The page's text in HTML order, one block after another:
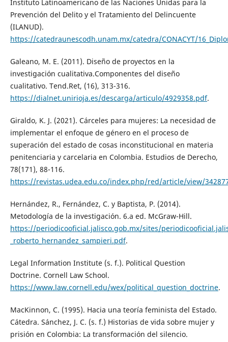
Instituto Latinoamericano de las Naciones Unidas para la
Prevención del Delito y el Tratamiento del Delincuente
(ILANUD).
https://catedraunescodh.unam.mx/catedra/CONACYT/
Galeano, M. E. (2011). Diseño de proyectos en la
investigación cualitativa.Componentes del diseño
cualitativo. Tend.Ret, (16), 313-316.
https://dialnet.unirioja.es/descarga/articulo/4929358.pdf.
Giraldo, K. J. (2021). Cárceles para mujeres: La necesidad de
implementar el enfoque de género en el proceso de
superación del estado de cosas inconstitucional en materia
penitenciaria y carcelaria en Colombia. Estudios de Derecho,
78(171), 88-116.
https://revistas.udea.edu.co/index.php/red/article/view/
Hernández, R., Fernández, C. y Baptista, P. (2014).
Metodología de la investigación. 6.a ed. McGraw-Hill.
https://periodicooficial.jalisco.gob.mx/sites/
_roberto_hernandez_sampieri.pdf.
Legal Information Institute (s. f.). Political Question
Doctrine. Cornell Law School.
https://www.law.cornell.edu/wex/political_question_doctrine.
MacKinnon, C. (1995). Hacia una teoría feminista del Estado.
Cátedra. Sánchez, J. C. (s. f.) Historias de vida sobre mujer y
prisión en Colombia: La transformación del silencio.